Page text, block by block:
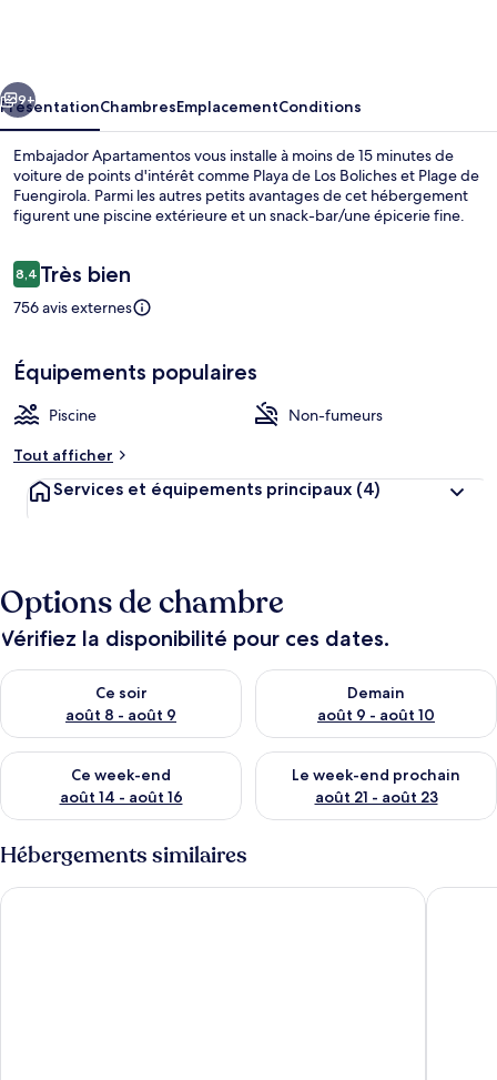
Suivant
9+
PrésentationChambresEmplacementConditions
Embajador Apartamentos vous installe à moins de 15 minutes de
voiture de points d'intérêt comme Playa de Los Boliches et Plage de
Fuengirola. Parmi les autres petits avantages de cet hébergement
figurent une piscine extérieure et un snack-bar/une épicerie fine.
Avis
voyageurs
8,48,4 sur 10
Très bien
756 avis externes
Équipements populaires
Piscine
Non-fumeurs
Tout afficher
Services et équipements principaux (4)
Options de chambre
Vérifiez la disponibilité pour ces dates.
Ce soir
août 8 - août 9
Vérifier la disponibilité pour ce soir août 8 - août 9
Demain
août 9 - août 10
Vérifier la disponibilité pour
Ce week-end
août 14 - août 16
Vérifier la disponibilité pour ce week-end août 14 - août 16
Le week-end prochain
août 21 - août 23
Vérifier la disponibilité pour
Hébergements similaires
Apartamentos Marqués de la Merced Hostel